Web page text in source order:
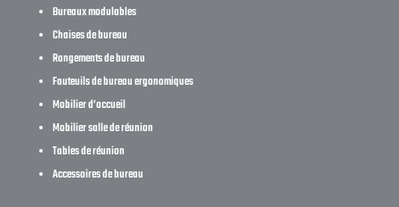
Bureaux modulables
Chaises de bureau
Rangements de bureau
Fauteuils de bureau ergonomiques
Mobilier d’accueil
Mobilier salle de réunion
Tables de réunion
Accessoires de bureau